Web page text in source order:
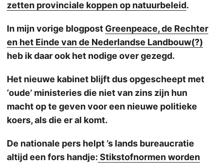
zetten provinciale koppen op natuurbeleid.
In mijn vorige blogpost Greenpeace, de Rechter
en het Einde van de Nederlandse Landbouw(?)
heb ik daar ook het nodige over gezegd.
Het nieuwe kabinet blijft dus opgescheept met
‘oude’ ministeries die niet van zins zijn hun
macht op te geven voor een nieuwe politieke
koers, als die er al komt.
De nationale pers helpt ’s lands bureaucratie
altijd een fors handje: Stikstofnormen worden